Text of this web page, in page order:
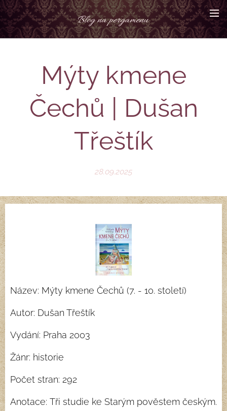
Blog na pergamenu
Mýty kmene
Čechů | Dušan
Třeštík
28.09.2025
Název: Mýty kmene Čechů (7. - 10. století)
Autor: Dušan Třeštík
Vydání: Praha 2003
Žánr: historie
Počet stran: 292
Anotace: Tři studie ke Starým pověstem českým.